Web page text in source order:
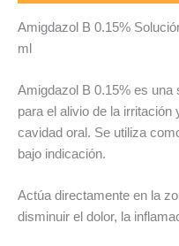
Amigdazol B 0.15%
ml
Amigdazol B 0.15% es una
para el alivio de la
cavidad oral. Se utiliza
bajo indicación.
Actúa directamente en la
disminuir el dolor, la